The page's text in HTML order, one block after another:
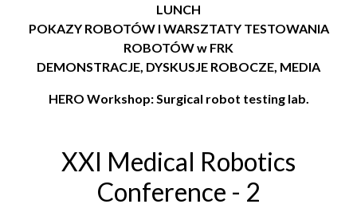
LUNCH
POKAZY ROBOTÓW I WARSZTATY TESTOWANIA
ROBOTÓW w FRK
DEMONSTRACJE, DYSKUSJE ROBOCZE, MEDIA
HERO Workshop: Surgical robot testing lab.
XXI Medical Robotics
Conference - 2